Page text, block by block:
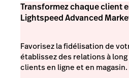
Transformez chaque client
Lightspeed Advanced
Favorisez la fidélisation de
établissez des relations à
clients en ligne et en magasin.